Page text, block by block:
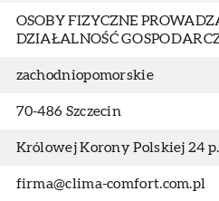
OSOBY FIZYCZNE
DZIAŁALNOŚĆ
zachodniopomorskie
70-486 Szczecin
Królowej Korony Polskiej 24
firma@clima-comfort.com.pl